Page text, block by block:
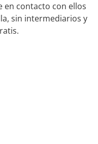
en contacto con ellos
sin intermediarios y